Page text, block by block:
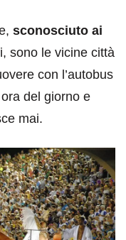
sconosciuto ai
sono le vicine città
con l’autobus
del giorno e
mai.